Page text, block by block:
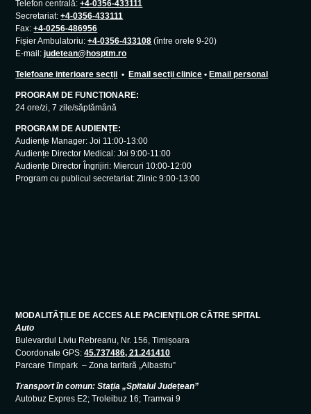
Telefon centrală:+4-0356-433111
Secretariat:+4-0356-433111
Fax:+4-0256-486956
Fișier Ambulatoriu:+4-0356-433108 (între orele 9-20)
E-mail:judetean@hosptm.ro
Telefoane interioare secții • Email secții clinice • Email personal
PROGRAM DE FUNCȚIONARE:
24 ore/zi, 7 zile/săptămână
PROGRAM DE AUDIENȚE:
Audiențe Manager: Joi 11:00-13:00
Audiențe Director Medical: Joi 9:00-11:00
Audiențe Director Îngrijiri: Miercuri 10:00-12:00
Program cu publicul secretariat: Zilnic 9:00-13:00
MODALITĂȚILE DE ACCES ALE PACIENȚILOR CĂTRE SPITAL
Auto
Bulevardul Liviu Rebreanu, Nr. 156, Timișoara
Coordonate GPS:45.737486, 21.241410
Parcare Timpark – Zona tarifară „Albastru”
Transport în comun: Stația „Spitalul Județean”
Autobuz Expres E2; Troleibuz 16; Tramvai 9